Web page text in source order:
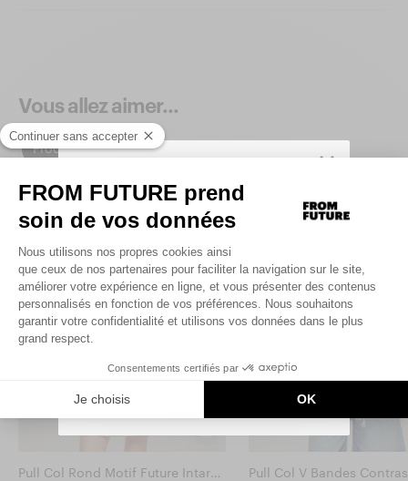
Vous allez aimer...
Produits similaires
Pull Col Rond Motif Future Intarsia
Pull Col V Bandes
SIGN UP TO UNLOCK YOUR PERSONAL
CODE ANDGET 10% OFF YOUR FIRST
Saisir votre adresse e-mail